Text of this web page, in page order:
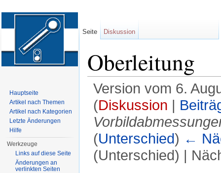
Oberleitung
Version vom 6.
(Diskussion |
(Unterschied) ←
(Unterschied) |
Seite Diskussion
Hauptseite
Artikel nach Themen
Artikel nach Kategorien
Letzte Änderungen
Hilfe
Werkzeuge
Links auf diese Seite
Änderungen an
verlinkten Seiten